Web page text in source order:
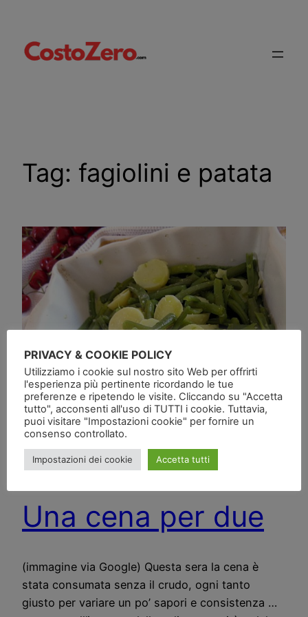
contenuto
Tag: fagiolini e patata
Una cena per due
(immagine via Google) Questa sera la cena è
stata consumata senza il crudo, ogni tanto
giusto per variare un po’ sapori e consistenza …
PRIVACY & COOKIE POLICY
Utilizziamo i cookie sul nostro sito Web per offrirti
l'esperienza più pertinente ricordando le tue
preferenze e ripetendo le visite. Cliccando su "Accetta
tutto", acconsenti all'uso di TUTTI i cookie. Tuttavia,
puoi visitare "Impostazioni cookie" per fornire un
consenso controllato.
Impostazioni dei cookie Accetta tutti